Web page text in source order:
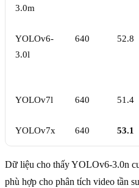
3.0m
YOLOv6-
3.0l
640 52.8
YOLOv7l 640 51.4
YOLOv7x 640 53.1
Dữ liệu cho thấy YOLOv6-3.0n
phù hợp cho phân tích video tần